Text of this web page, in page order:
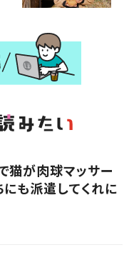
猫が肉球マッサー
にも派遣してくれに